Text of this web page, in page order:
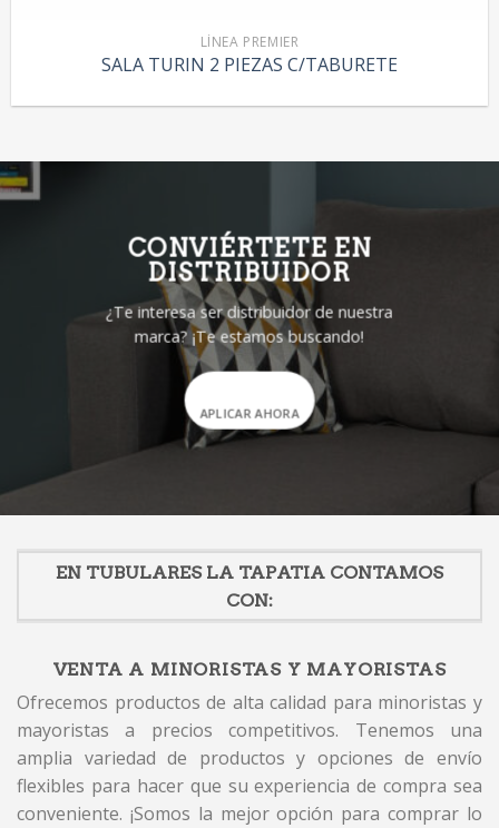
LÍNEA PREMIER
SALA TURIN 2 PIEZAS C/TABURETE
CONVIÉRTETE EN
DISTRIBUIDOR
¿Te interesa ser distribuidor de nuestra
marca? ¡Te estamos buscando!
APLICAR AHORA
EN TUBULARES LA TAPATIA CONTAMOS
CON:
VENTA A MINORISTAS Y MAYORISTAS
Ofrecemos productos de alta calidad para minoristas y
mayoristas a precios competitivos. Tenemos una
amplia variedad de productos y opciones de envío
flexibles para hacer que su experiencia de compra sea
conveniente. ¡Somos la mejor opción para comprar lo